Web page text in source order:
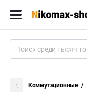
Коммутационные